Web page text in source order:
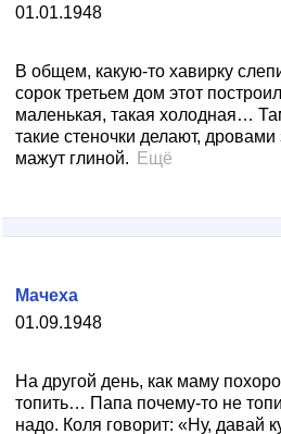
01.01.1948
В общем, какую-то хавирку
сорок третьем дом этот
маленькая, такая холодная…
такие стеночки делают,
мажут глиной.
Ещё
01.09.1948
Мачеха
На другой день, как маму
топить… Папа почему-то не
надо. Коля говорит: «Ну, давай